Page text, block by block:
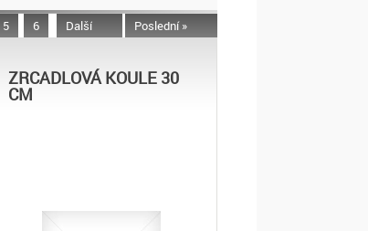
5 6 Další Poslední »
ZRCADLOVÁ KOULE 30
CM